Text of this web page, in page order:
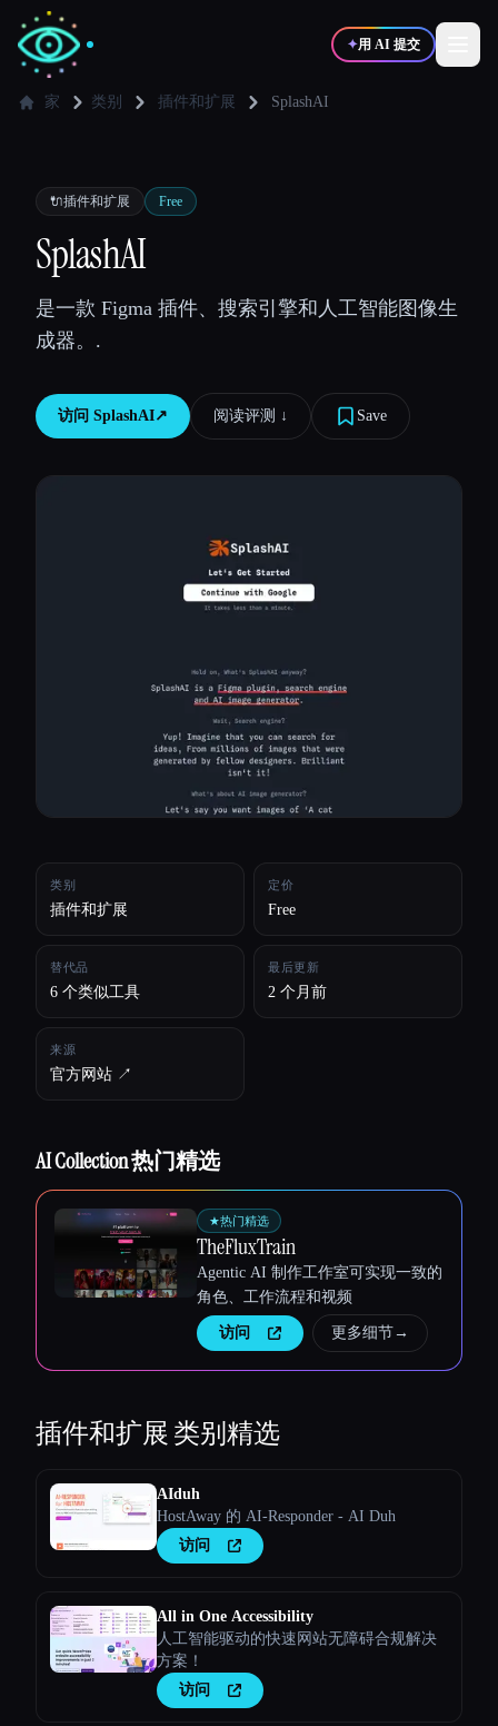
✦用 AI 提交
💻 开发者
🎓 学生 🎬创作者
博客
比较工具
家 类别 插件和扩展 SplashAI
🔌插件和扩展 Free
SplashAI
是一款 Figma 插件、搜索引擎和人工智能图像生
成器。.
访问 SplashAI↗︎ 阅读评测 ↓︎ Save
类别
插件和扩展
定价
Free
替代品
6 个类似工具
最后更新
2 个月前
来源
官方网站 ↗︎
AI Collection 热门精选
★热门精选
TheFluxTrain
Agentic AI 制作工作室可实现一致的
角色、工作流程和视频
访问 更多细节→
插件和扩展 类别精选
AIduh
HostAway 的 AI-Responder - AI Duh
访问
All in One Accessibility
人工智能驱动的快速网站无障碍合规解决
方案！
访问